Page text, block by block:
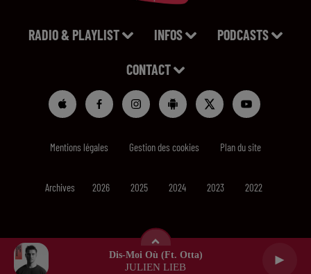
Dis-Moi Où (ft. Otta)
JULIEN LIEB
RADIO & PLAYLIST INFOS PODCASTS
CONTACT
Mentions légales Gestion des cookies Plan du site
Archives 2026 2025 2024 2023 2022